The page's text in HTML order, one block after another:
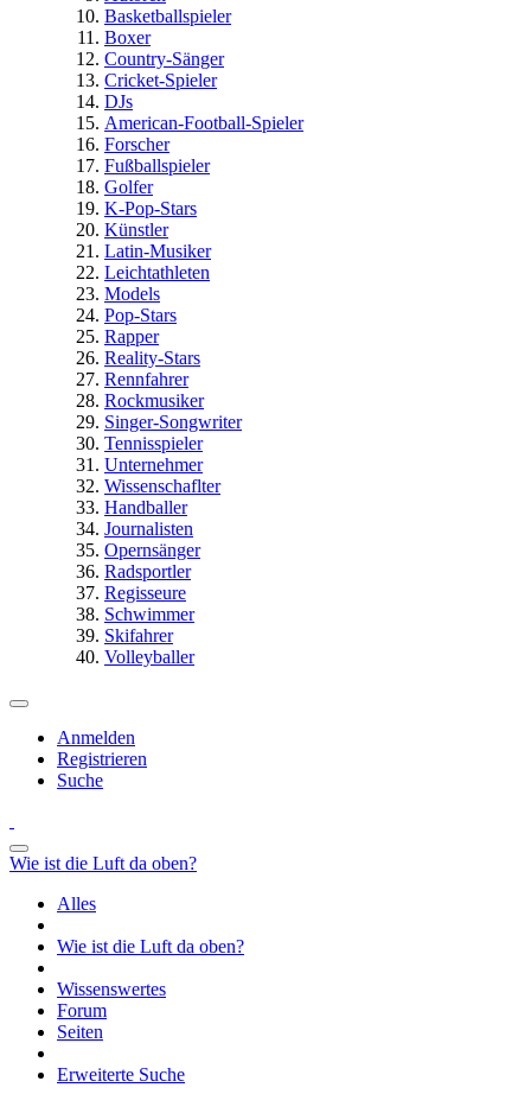
Basketballspieler
Boxer
Country-Sänger
Cricket-Spieler
DJs
American-Football-Spieler
Forscher
Fußballspieler
Golfer
K-Pop-Stars
Künstler
Latin-Musiker
Leichtathleten
Models
Pop-Stars
Rapper
Reality-Stars
Rennfahrer
Rockmusiker
Singer-Songwriter
Tennisspieler
Unternehmer
Wissenschaflter
Handballer
Journalisten
Opernsänger
Radsportler
Regisseure
Schwimmer
Skifahrer
Volleyballer
Anmelden
Registrieren
Suche
Wie ist die Luft da oben?
Alles
Wie ist die Luft da oben?
Wissenswertes
Forum
Seiten
Erweiterte Suche